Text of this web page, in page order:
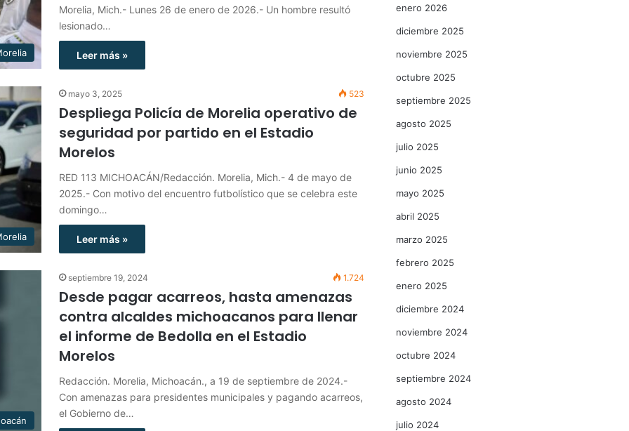
Morelia, Mich.- Lunes 26 de enero de 2026.- Un hombre resultó
lesionado…
Leer más »
mayo 3, 2025 523
Despliega Policía de Morelia operativo de
seguridad por partido en el Estadio
Morelos
RED 113 MICHOACÁN/Redacción. Morelia, Mich.- 4 de mayo de
2025.- Con motivo del encuentro futbolístico que se celebra este
domingo…
Leer más »
septiembre 19, 2024 1.724
Desde pagar acarreos, hasta amenazas
contra alcaldes michoacanos para llenar
el informe de Bedolla en el Estadio
Morelos
Redacción. Morelia, Michoacán., a 19 de septiembre de 2024.-
Con amenazas para presidentes municipales y pagando acarreos,
el Gobierno de…
enero 2026
diciembre 2025
noviembre 2025
octubre 2025
septiembre 2025
agosto 2025
julio 2025
junio 2025
mayo 2025
abril 2025
marzo 2025
febrero 2025
enero 2025
diciembre 2024
noviembre 2024
octubre 2024
septiembre 2024
agosto 2024
julio 2024